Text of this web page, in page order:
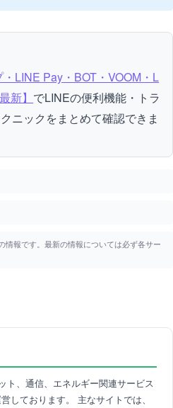
LINE Pay・BOT・VOOM・L
新】 でLINEの便利機能・トラ
ニックをまとめて確認できま
情報です。最新の情報については必ず各サー
ト、通信、エネルギー関連サービス
しております。 主なサイトでは、